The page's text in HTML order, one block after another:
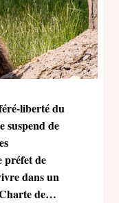
liberté du
suspend de
préfet de
dans un
de